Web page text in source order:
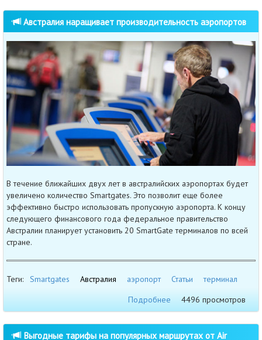
Австралия наращивает производительность аэропортов
В течение ближайших двух лет в австралийских аэропортах будет
увеличено количество Smartgates. Это позволит еще более
эффективно быстро использовать пропускную аэропорта. К концу
следующего финансового года федеральное правительство
Австралии планирует установить 20 SmartGate терминалов по всей
стране.
Теги: Smartgates Австралия аэропорт Статьи
терминал
Подробнее
4496 просмотров
Выгодные тарифы на популярных маршрутах от Air